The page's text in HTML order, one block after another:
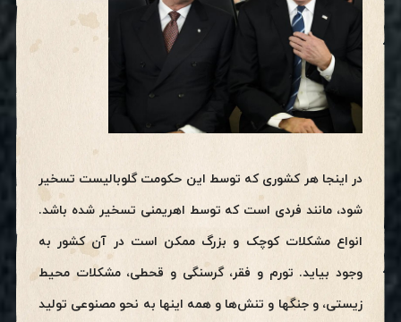
در اینجا هر کشوری که توسط این حکومت گلوبالیست تسخیر
شود، مانند فردی است که توسط اهریمنی تسخیر شده باشد.
انواع مشکلات کوچک و بزرگ ممکن است در آن کشور به
وجود بیاید. تورم و فقر، گرسنگی و قحطی، مشکلات محیط
زیستی، و جنگها و تنش‌ها و همه اینها به نحو مصنوعی تولید